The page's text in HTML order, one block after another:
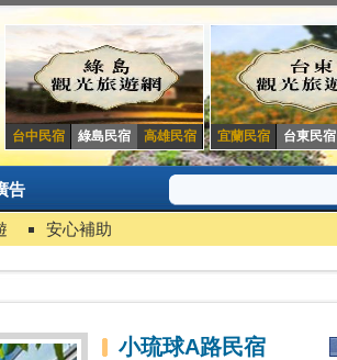
台中民宿 綠島民宿 高雄民宿 宜蘭民宿 台東民宿
告
安心補助
小琉球A路民宿